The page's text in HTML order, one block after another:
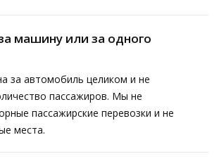
машину или за одного
за автомобиль целиком и не
пассажиров. Мы не
пассажирские перевозки и не
места.